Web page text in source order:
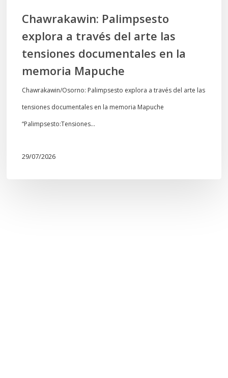
memoria
Mapuche
Chawrakawin: Palimpsesto
explora a través del arte las
tensiones documentales en la
memoria Mapuche
Chawrakawin/Osorno: Palimpsesto explora a través del arte las
tensiones documentales en la memoria Mapuche
“Palimpsesto:Tensiones…
29/07/2026